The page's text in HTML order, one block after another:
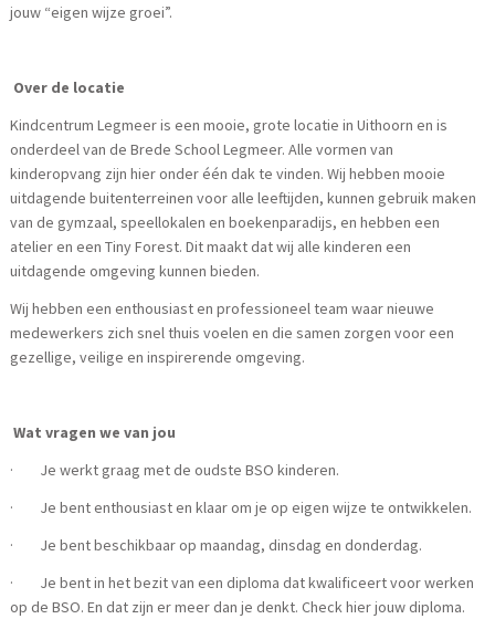
jouw “eigen wijze groei”.
Over de locatie
Kindcentrum Legmeer is een mooie, grote locatie in Uithoorn en is
onderdeel van de Brede School Legmeer. Alle vormen van
kinderopvang zijn hier onder één dak te vinden. Wij hebben mooie
uitdagende buitenterreinen voor alle leeftijden, kunnen gebruik maken
van de gymzaal, speellokalen en boekenparadijs, en hebben een
atelier en een Tiny Forest. Dit maakt dat wij alle kinderen een
uitdagende omgeving kunnen bieden.
Wij hebben een enthousiast en professioneel team waar nieuwe
medewerkers zich snel thuis voelen en die samen zorgen voor een
gezellige, veilige en inspirerende omgeving.
Wat vragen we van jou
· Je werkt graag met de oudste BSO kinderen.
· Je bent enthousiast en klaar om je op eigen wijze te ontwikkelen.
· Je bent beschikbaar op maandag, dinsdag en donderdag.
· Je bent in het bezit van een diploma dat kwalificeert voor werken
op de BSO. En dat zijn er meer dan je denkt. Check hier jouw diploma.